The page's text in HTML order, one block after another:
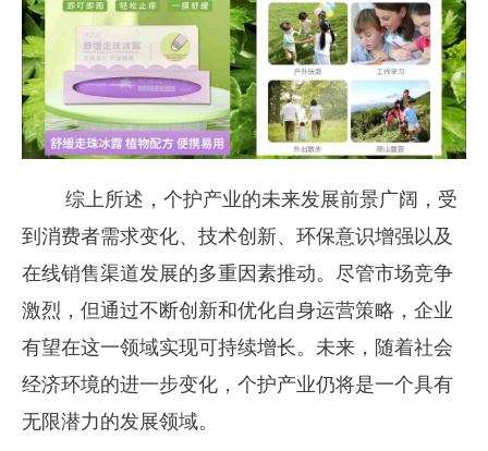
综上所述，个护产业的未来发展前景广阔，受
到消费者需求变化、技术创新、环保意识增强以及
在线销售渠道发展的多重因素推动。尽管市场竞争
激烈，但通过不断创新和优化自身运营策略，企业
有望在这一领域实现可持续增长。未来，随着社会
经济环境的进一步变化，个护产业仍将是一个具有
无限潜力的发展领域。